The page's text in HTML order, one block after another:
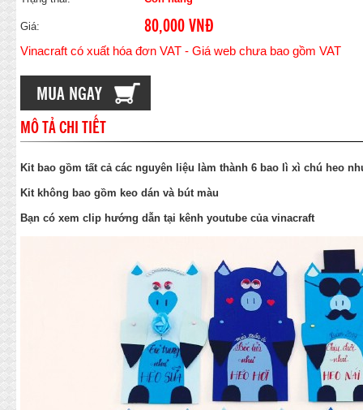
Giá: 80,000 VNĐ
Vinacraft có xuất hóa đơn VAT - Giá web chưa bao gồm VAT
MUA NGAY
MÔ TẢ CHI TIẾT
Kit bao gồm tất cả các nguyên liệu làm thành 6 bao lì xì chú heo
Kit không bao gồm keo dán và bút màu
Bạn có xem clip hướng dẫn tại kênh youtube của vinacraft